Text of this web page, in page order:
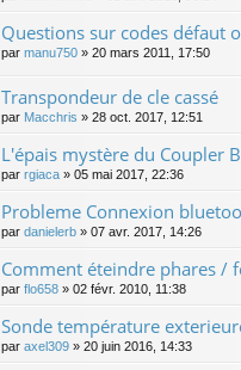
Questions sur codes défaut
par manu750 » 20 mars 2011, 17:50
Transpondeur de cle cassé
par Macchris » 28 oct. 2017, 12:51
L'épais mystère du Coupler
par rgiaca » 05 mai 2017, 22:36
Probleme Connexion
par danielerb » 07 avr. 2017, 14:26
Comment éteindre phares /
par flo658 » 02 févr. 2010, 11:38
Sonde température
par axel309 » 20 juin 2016, 14:33